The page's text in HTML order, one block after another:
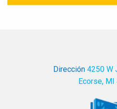
Dirección 4250 W
Ecorse,